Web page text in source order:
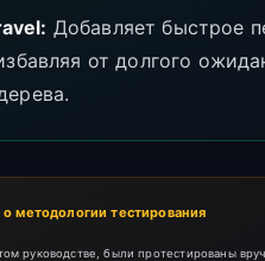
Добавляет быстрое
от долгого
методологии тестирования
руководстве, были протестированы